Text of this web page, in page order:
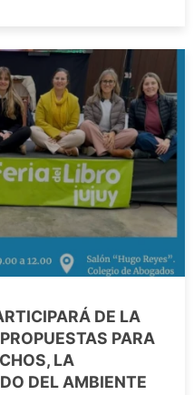
DE LA
PARA
LA
DEL AMBIENTE